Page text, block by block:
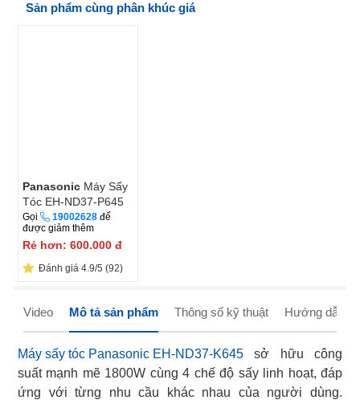
Sản phẩm cùng phân khúc giá
Panasonic Máy Sấy
Tóc EH-ND37-P645
Gọi 19002628 để
được giảm thêm
Rẻ hơn: 600.000 đ
Đánh giá 4.9/5 (92)
Video Mô tả sản phẩm Thông số kỹ thuật Hướng dẫn
Máy sấy tóc Panasonic EH-ND37-K645 sở hữu công
suất mạnh mẽ 1800W cùng 4 chế độ sấy linh hoạt, đáp
ứng với từng nhu cầu khác nhau của người dùng.